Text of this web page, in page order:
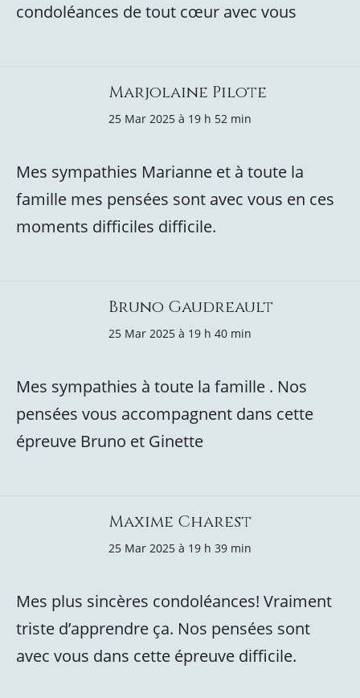
condoléances de tout cœur avec vous
Marjolaine Pilote
25 Mar 2025 à 19 h 52 min
Mes sympathies Marianne et à toute la
famille mes pensées sont avec vous en ces
moments difficiles difficile.
Bruno Gaudreault
25 Mar 2025 à 19 h 40 min
Mes sympathies à toute la famille . Nos
pensées vous accompagnent dans cette
épreuve Bruno et Ginette
Maxime Charest
25 Mar 2025 à 19 h 39 min
Mes plus sincères condoléances! Vraiment
triste d’apprendre ça. Nos pensées sont
avec vous dans cette épreuve difficile.